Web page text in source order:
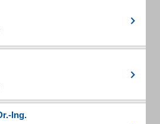
Ing.